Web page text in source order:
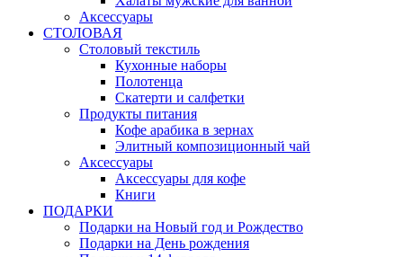
Аксессуары
СТОЛОВАЯ
Столовый текстиль
Кухонные наборы
Полотенца
Скатерти и салфетки
Продукты питания
Кофе арабика в зернах
Элитный композиционный чай
Аксессуары
Аксессуары для кофе
Книги
ПОДАРКИ
Подарки на Новый год и Рождество
Подарки на День рождения